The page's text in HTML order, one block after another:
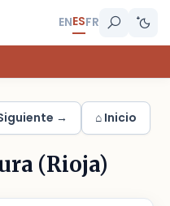
ENESFR
→ ⌂ Inicio
(Rioja)